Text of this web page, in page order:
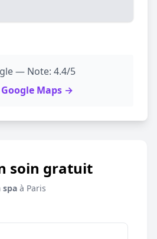
— Note: 4.4/5
Maps →
soin gratuit
spa à Paris